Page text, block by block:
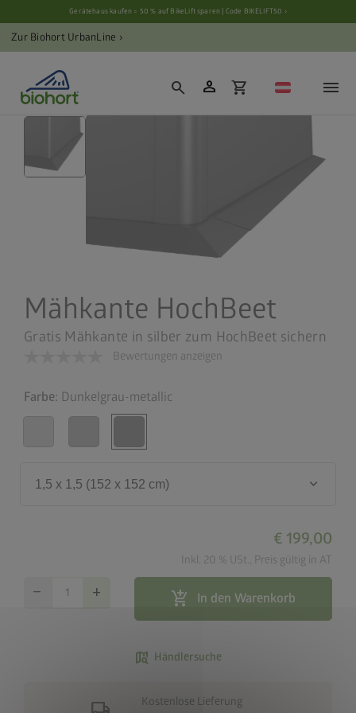
Cookie-EinstellungenGerätehaus kaufen = 50 % auf BikeLift sparen | Code BIKELIFT50 ›
Zur Biohort UrbanLine ›
search person shopping_cart
Mähkante HochBeet
Gratis Mähkante in silber zum HochBeet sichern
Bewertungen anzeigen
Farbe: Dunkelgrau-metallic
1,5 x 1,5 (152 x 152 cm) keyboard_arrow_down
€ 199,00
Inkl. 20 % USt., Preis gültig in AT
remove add add_shopping_cart In den Warenkorb
map_search Händlersuche
Kostenlose Lieferung